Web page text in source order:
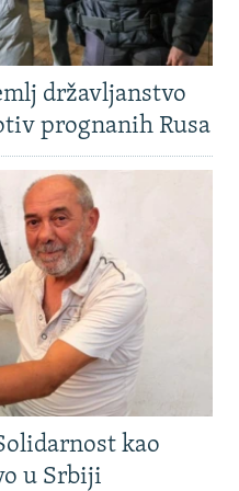
državljanstvo
prognanih Rusa
kao
u Srbiji